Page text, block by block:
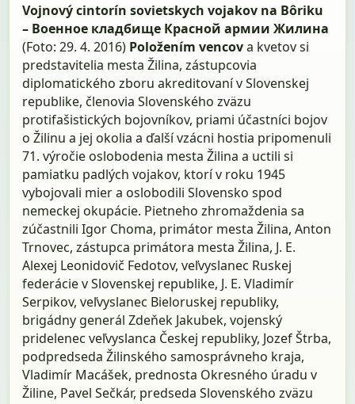
Vojnový cintorín sovietskych vojakov na Bôriku
– Военное кладбище Красной армии Жилина
(Foto: 29. 4. 2016) Položením vencova kvetov si
predstavitelia mesta Žilina, zástupcovia
diplomatického zboru akreditovaní v Slovenskej
republike, členovia Slovenského zväzu
protifašistických bojovníkov, priami účastníci bojov
o Žilinu a jej okolia a ďalší vzácni hostia pripomenuli
71. výročie oslobodenia mesta Žilina a uctili si
pamiatku padlých vojakov, ktorí v roku 1945
vybojovali mier a oslobodili Slovensko spod
nemeckej okupácie. Pietneho zhromaždenia sa
zúčastnili Igor Choma, primátor mesta Žilina, Anton
Trnovec, zástupca primátora mesta Žilina, J. E.
Alexej Leonidovič Fedotov, veľvyslanec Ruskej
federácie v Slovenskej republike, J. E. Vladimír
Serpikov, veľvyslanec Bieloruskej republiky,
brigádny generál Zdeňek Jakubek, vojenský
pridelenec veľvyslanca Českej republiky, Jozef Štrba,
podpredseda Žilinského samosprávneho kraja,
Vladimír Macášek, prednosta Okresného úradu v
Žiline, Pavel Sečkár, predseda Slovenského zväzu